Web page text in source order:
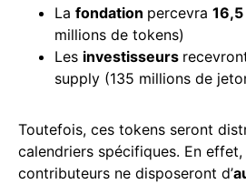
La fondation percevra 16,5
millions de tokens)
Les investisseurs
supply (135 millions de
Toutefois, ces tokens seront
calendriers spécifiques. En
contributeurs ne disposeront d’